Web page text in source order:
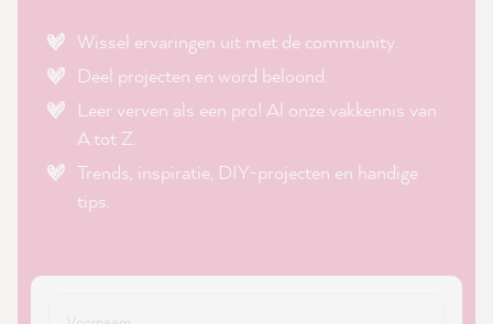
Wissel ervaringen uit met de community.
Deel projecten en word beloond.
Leer verven als een pro! Al onze vakkennis van
A tot Z.
Trends, inspiratie, DIY-projecten en handige
tips.